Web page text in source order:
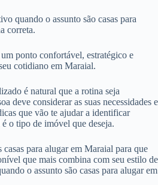
quando o assunto são casas para
correta.
ponto confortável, estratégico e
cotidiano em Maraial.
é natural que a rotina seja
deve considerar as suas necessidades e
que vão te ajudar a identificar
o tipo de imóvel que deseja.
casas para alugar em Maraial para que
que mais combina com seu estilo de
o assunto são casas para alugar em